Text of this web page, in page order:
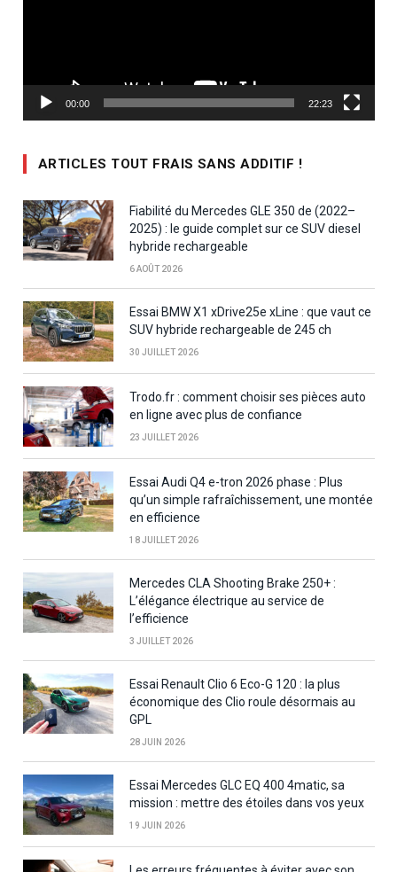
00:00 22:23
ARTICLES TOUT FRAIS SANS ADDITIF !
Fiabilité du Mercedes GLE 350 de (2022–
2025) : le guide complet sur ce SUV diesel
hybride rechargeable
6 AOÛT 2026
Essai BMW X1 xDrive25e xLine : que vaut ce
SUV hybride rechargeable de 245 ch
30 JUILLET 2026
Trodo.fr : comment choisir ses pièces auto
en ligne avec plus de confiance
23 JUILLET 2026
Essai Audi Q4 e-tron 2026 phase : Plus
qu’un simple rafraîchissement, une montée
en efficience
18 JUILLET 2026
Mercedes CLA Shooting Brake 250+ :
L’élégance électrique au service de
l’efficience
3 JUILLET 2026
Essai Renault Clio 6 Eco-G 120 : la plus
économique des Clio roule désormais au
GPL
28 JUIN 2026
Essai Mercedes GLC EQ 400 4matic, sa
mission : mettre des étoiles dans vos yeux
19 JUIN 2026